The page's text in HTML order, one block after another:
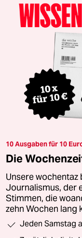
10 Ausgaben für 10
Die
Unsere
Journalismus, der
Stimmen, die
zehn Wochen lang
Jeden Samstag